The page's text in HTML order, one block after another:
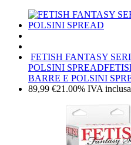
FETISH FANTASY
POLSINI SPREAD
BARRE E POLSINI
89,99 €21.00% IVA inclusa